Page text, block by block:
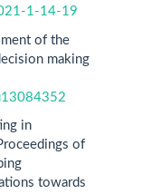
1-14-19
of the
making
in
of
towards